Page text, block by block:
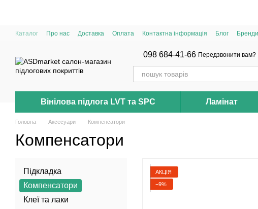
Каталог Про нас Доставка Оплата Контактна інформація Блог Бренди
098 684-41-66 Передзвонити вам?
Вінілова підлога LVT та SPC Ламінат
Головна Аксесуари Компенсатори
Компенсатори
АКЦІЯ
−9%
Підкладка
Компенсатори
Клеї та лаки